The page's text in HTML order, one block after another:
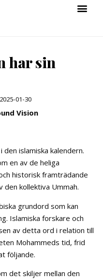
har sin
2025-01-30
Vision
islamiska kalendern.
en av de heliga
historisk framträdande
kollektiva Ummah.
grundord som kan
Islamiska forskare och
av detta ord i relation till
Mohammeds tid, frid
följande.
det skiljer mellan den